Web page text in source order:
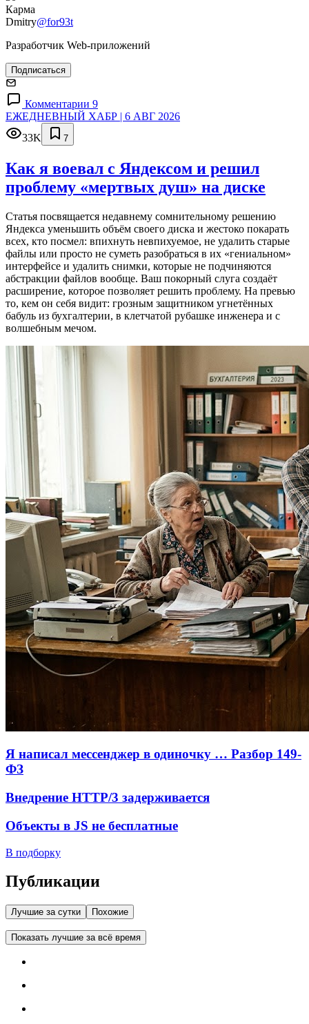
Карма
Dmitry@for93t
Разработчик Web-приложений
Подписаться
Комментарии 9
ЕЖЕДНЕВНЫЙ ХАБР | 6 АВГ 2026
33K
7
Как я воевал с Яндексом и решил
проблему «мертвых душ» на диске
Статья посвящается недавнему сомнительному решению
Яндекса уменьшить объём своего диска и жестоко покарать
всех, кто посмел: впихнуть невпихуемое, не удалить старые
файлы или просто не суметь разобраться в их «гениальном»
интерфейсе и удалить снимки, которые не подчиняются
абстракции файлов вообще. Ваш покорный слуга создаёт
расширение, которое позволяет решить проблему. На превью
то, кем он себя видит: грозным защитником угнетённых
бабуль из бухгалтерии, в клетчатой рубашке инженера и с
волшебным мечом.
Я написал мессенджер в одиночку … Разбор 149-
ФЗ
Внедрение HTTP/3 задерживается
Объекты в JS не бесплатные
В подборку
Публикации
Лучшие за сутки Похожие
Показать лучшие за всё время